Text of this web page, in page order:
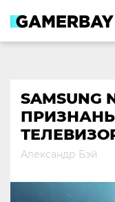
content
SAMSUNG
Александр Бэй